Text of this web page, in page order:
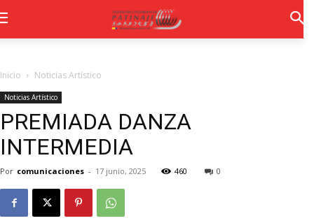
Inicio Noticias Artístico
Noticias Artístico
PREMIADA DANZA
INTERMEDIA
Por comunicaciones - 17 junio, 2025 460 0